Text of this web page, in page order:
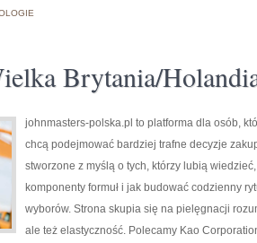
Brytania/
johnmasters-polska.pl to platforma dla osób,
chcą podejmować bardziej trafne decyzje
stworzone z myślą o tych, którzy lubią
komponenty formuł i jak budować codzienny
wyborów. Strona skupia się na pielęgnacji
ale też elastyczność. Polecamy Kao